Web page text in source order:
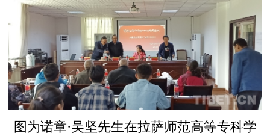
图为诺章·吴坚先生在拉萨师范高等专科学